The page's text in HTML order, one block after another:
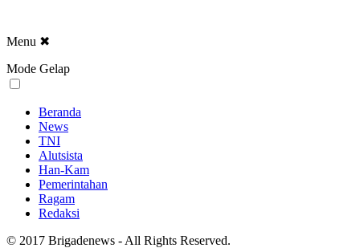
Menu ✖
Mode Gelap
Beranda
News
TNI
Alutsista
Han-Kam
Pemerintahan
Ragam
Redaksi
© 2017 Brigadenews - All Rights Reserved.